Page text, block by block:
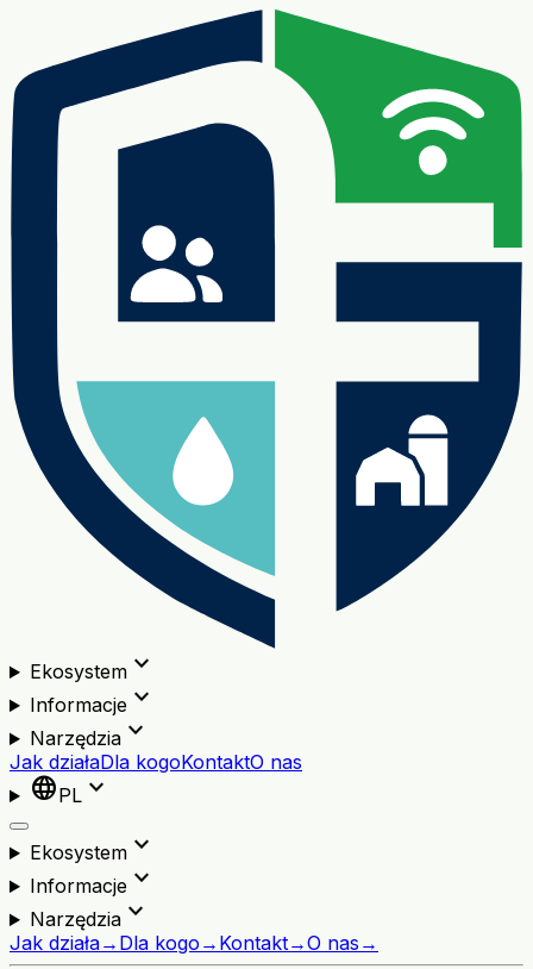
Ekosystemexpand_more
Informacjeexpand_more
Narzędziaexpand_more
Jak działaDla kogoKontaktO nas
languagePL expand_more
Ekosystemexpand_more
Informacjeexpand_more
Narzędziaexpand_more
Jak działa→ Dla kogo → Kontakt→O nas →